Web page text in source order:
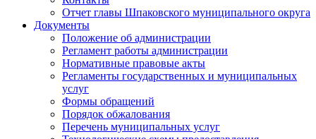
Отчет главы Шпаковского муниципального округа
Документы
Положение об администрации
Регламент работы администрации
Нормативные правовые акты
Регламенты государственных и муниципальных
услуг
Формы обращений
Порядок обжалования
Перечень муниципальных услуг